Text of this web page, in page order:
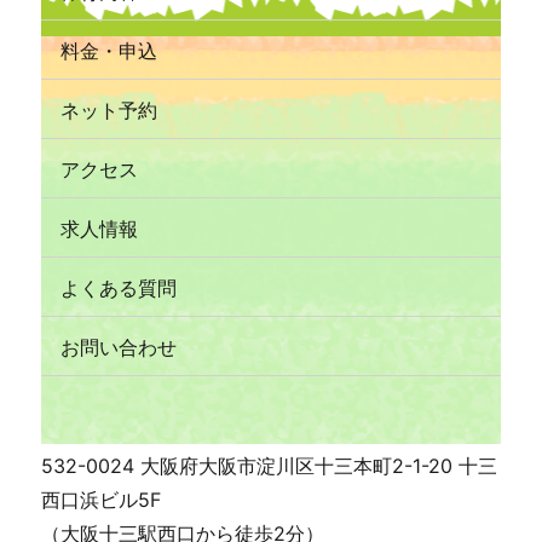
料金・申込
ネット予約
アクセス
求人情報
よくある質問
お問い合わせ
532-0024 大阪府大阪市淀川区十三本町2-1-20 十三
西口浜ビル5F
（大阪十三駅西口から徒歩2分）